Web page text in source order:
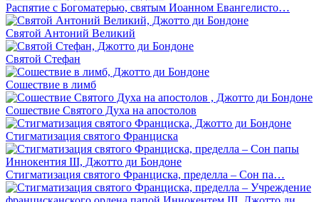
Распятие с Богоматерью, святым Иоанном Евангелисто…
Святой Антоний Великий
Святой Стефан
Сошествие в лимб
Сошествие Святого Духа на апостолов
Стигматизация святого Франциска
Стигматизация святого Франциска, пределла – Сон па…